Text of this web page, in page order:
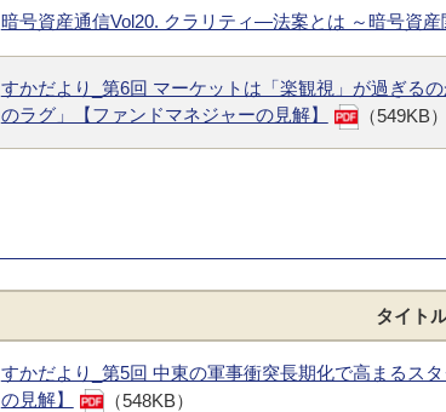
暗号資産通信Vol20. クラリティ―法案とは ～暗号資産
すかだより_第6回 マーケットは「楽観視」が過ぎる
のラグ」【ファンドマネジャーの見解】
（549KB）
タイト
すかだより_第5回 中東の軍事衝突長期化で高まるス
の見解】
（548KB）